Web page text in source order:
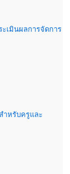
เมินผลการจัดการ
ำหรับครูและ